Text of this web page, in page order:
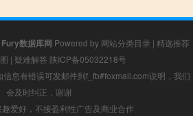
数据库网 Powered by 网站分类目录 | 精选推荐
| 疑难解答 陕ICP备05032218号
息有错误可发邮件到f_fb#foxmail.com说明，我们
会及时纠正，谢谢
爱好，不接盈利性广告及商业合作